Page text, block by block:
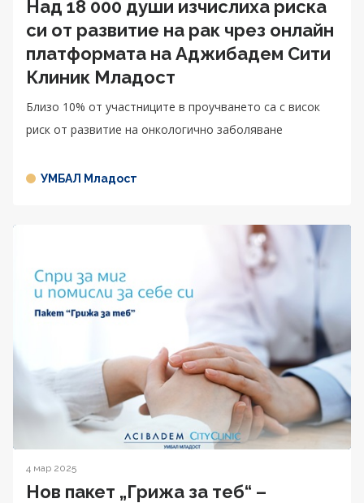
Над 18 000 души изчислиха риска
си от развитие на рак чрез онлайн
платформата на Аджибадем Сити
Клиник Младост
Близо 10% от участниците в проучването са с висок
риск от развитие на онкологично заболяване
УМБАЛ Младост
4 мар 2025
Нов пакет „Грижа за теб“ –